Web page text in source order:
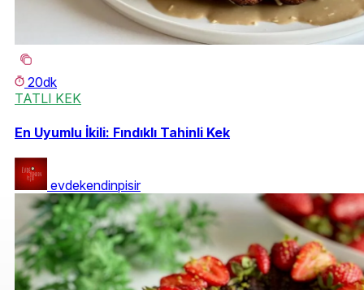
20dk
TATLI KEK
En Uyumlu İkili: Fındıklı Tahinli Kek
evdekendinpisir